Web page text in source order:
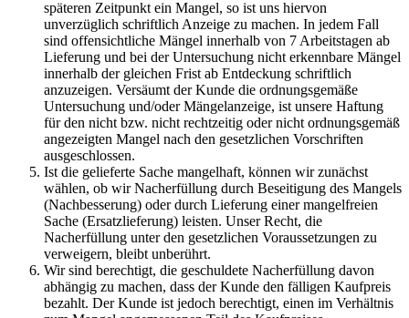
späteren Zeitpunkt ein Mangel, so ist uns hiervon
unverzüglich schriftlich Anzeige zu machen. In jedem Fall
sind offensichtliche Mängel innerhalb von 7 Arbeitstagen ab
Lieferung und bei der Untersuchung nicht erkennbare Mängel
innerhalb der gleichen Frist ab Entdeckung schriftlich
anzuzeigen. Versäumt der Kunde die ordnungsgemäße
Untersuchung und/oder Mängelanzeige, ist unsere Haftung
für den nicht bzw. nicht rechtzeitig oder nicht ordnungsgemäß
angezeigten Mangel nach den gesetzlichen Vorschriften
ausgeschlossen.
Ist die gelieferte Sache mangelhaft, können wir zunächst
wählen, ob wir Nacherfüllung durch Beseitigung des Mangels
(Nachbesserung) oder durch Lieferung einer mangelfreien
Sache (Ersatzlieferung) leisten. Unser Recht, die
Nacherfüllung unter den gesetzlichen Voraussetzungen zu
verweigern, bleibt unberührt.
Wir sind berechtigt, die geschuldete Nacherfüllung davon
abhängig zu machen, dass der Kunde den fälligen Kaufpreis
bezahlt. Der Kunde ist jedoch berechtigt, einen im Verhältnis